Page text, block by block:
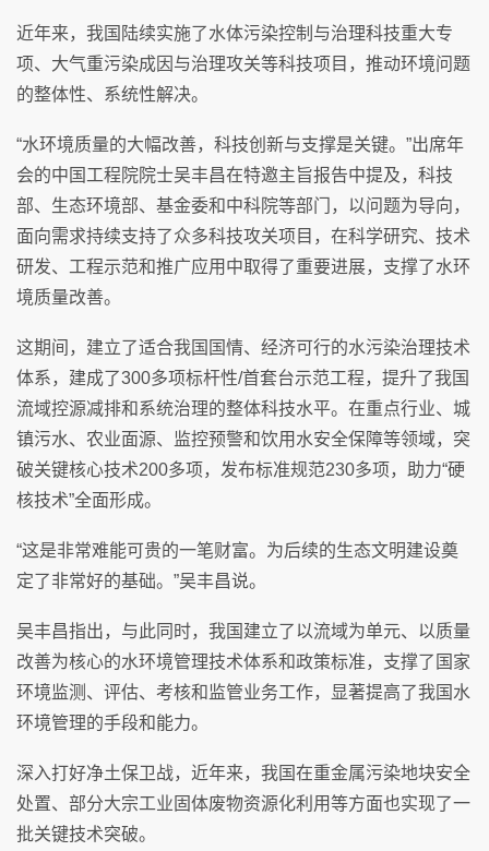
近年来，我国陆续实施了水体污染控制与治理科技重大专
项、大气重污染成因与治理攻关等科技项目，推动环境问题
的整体性、系统性解决。
“水环境质量的大幅改善，科技创新与支撑是关键。”出席年
会的中国工程院院士吴丰昌在特邀主旨报告中提及，科技
部、生态环境部、基金委和中科院等部门，以问题为导向，
面向需求持续支持了众多科技攻关项目，在科学研究、技术
研发、工程示范和推广应用中取得了重要进展，支撑了水环
境质量改善。
这期间，建立了适合我国国情、经济可行的水污染治理技术
体系，建成了300多项标杆性/首套台示范工程，提升了我国
流域控源减排和系统治理的整体科技水平。在重点行业、城
镇污水、农业面源、监控预警和饮用水安全保障等领域，突
破关键核心技术200多项，发布标准规范230多项，助力“硬
核技术”全面形成。
“这是非常难能可贵的一笔财富。为后续的生态文明建设奠
定了非常好的基础。”吴丰昌说。
吴丰昌指出，与此同时，我国建立了以流域为单元、以质量
改善为核心的水环境管理技术体系和政策标准，支撑了国家
环境监测、评估、考核和监管业务工作，显著提高了我国水
环境管理的手段和能力。
深入打好净土保卫战，近年来，我国在重金属污染地块安全
处置、部分大宗工业固体废物资源化利用等方面也实现了一
批关键技术突破。